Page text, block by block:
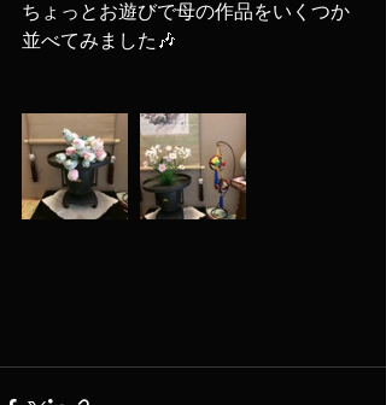
ちょっとお遊びで母の作品をいくつか
並べてみました🎶